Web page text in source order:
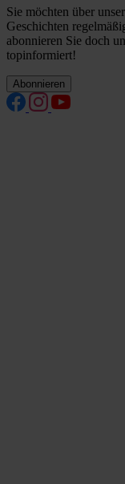
Sie möchten über
Geschichten
abonnieren Sie doch
topinformiert!
Abonnieren